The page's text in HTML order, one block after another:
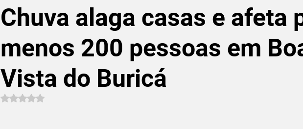
Chuva alaga casas e afeta
menos 200 pessoas em
Vista do Buricá
Avaliado com NaN de 5 estrelas.